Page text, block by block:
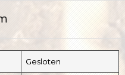
Gesloten